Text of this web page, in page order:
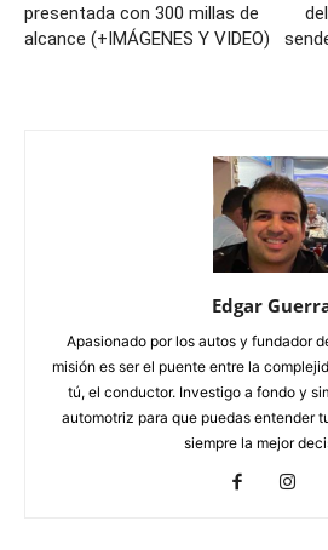
presentada con 300 millas de
alcance (+IMÁGENES Y VIDEO)
Edgar
Apasionado por los autos y fundador
misión es ser el puente entre la
tú, el conductor. Investigo a fondo y
automotriz para que puedas entender
siempre la mejor